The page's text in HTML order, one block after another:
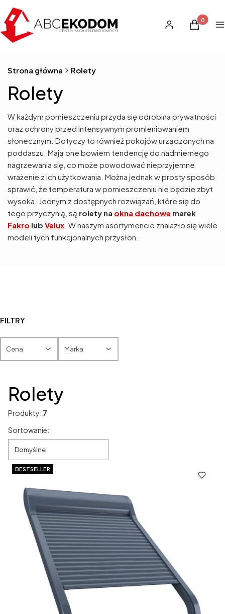
Zaloguj sięProdukty
Koszyk
Strona główna Rolety
Rolety
W każdym pomieszczeniu przyda się odrobina prywatności
oraz ochrony przed intensywnym promieniowaniem
słonecznym. Dotyczy to również pokojów urządzonych na
poddaszu. Mają one bowiem tendencję do nadmiernego
nagrzewania się, co może powodować nieprzyjemne
wrażenie z ich użytkowania. Można jednak w prosty sposób
sprawić, że temperatura w pomieszczeniu nie będzie zbyt
wysoka. Jednym z dostępnych rozwiązań, które się do
tego przyczynią, są rolety na okna dachowe marek
Fakro lub Velux . W naszym asortymencie znalazło się wiele
modeli tych funkcjonalnych przysłon.
FILTRY
Cena Marka
Rolety
Produkty: 7
Lista produktów
Sortowanie:
Domyślne
BESTSELLER